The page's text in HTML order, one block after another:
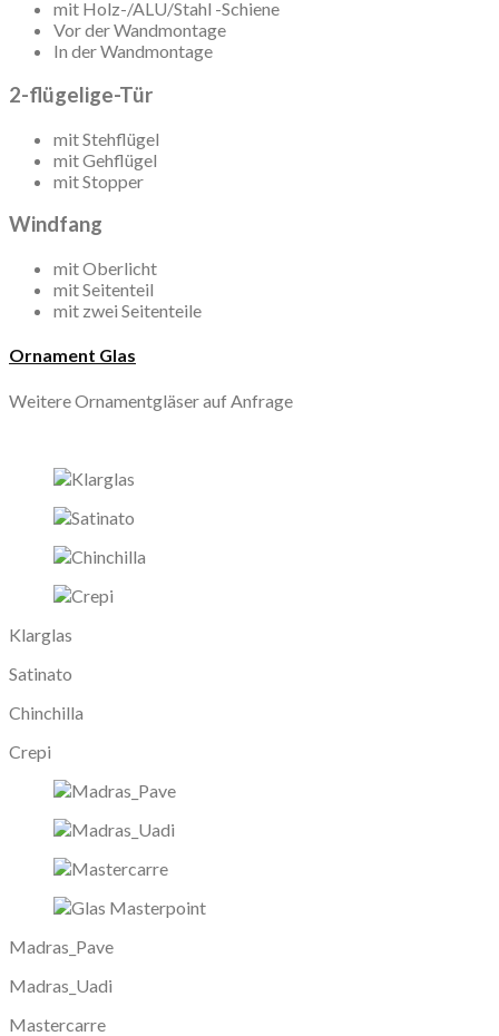
mit Holz-/ALU/Stahl -Schiene
Vor der Wandmontage
In der Wandmontage
2-flügelige-Tür
mit Stehflügel
mit Gehflügel
mit Stopper
Windfang
mit Oberlicht
mit Seitenteil
mit zwei Seitenteile
Ornament Glas
Weitere Ornamentgläser auf Anfrage
Klarglas
Satinato
Chinchilla
Crepi
Madras_Pave
Madras_Uadi
Mastercarre